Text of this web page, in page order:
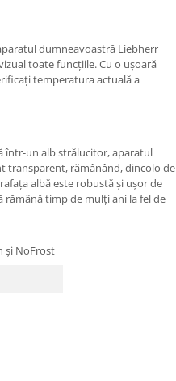
dumneavoastră Liebherr
toate funcţiile. Cu o uşoară
temperatura actuală a
într-un alb strălucitor, aparatul
transparent, rămânând, dincolo de
albă este robustă şi uşor de
timp de mulţi ani la fel de
şi NoFrost